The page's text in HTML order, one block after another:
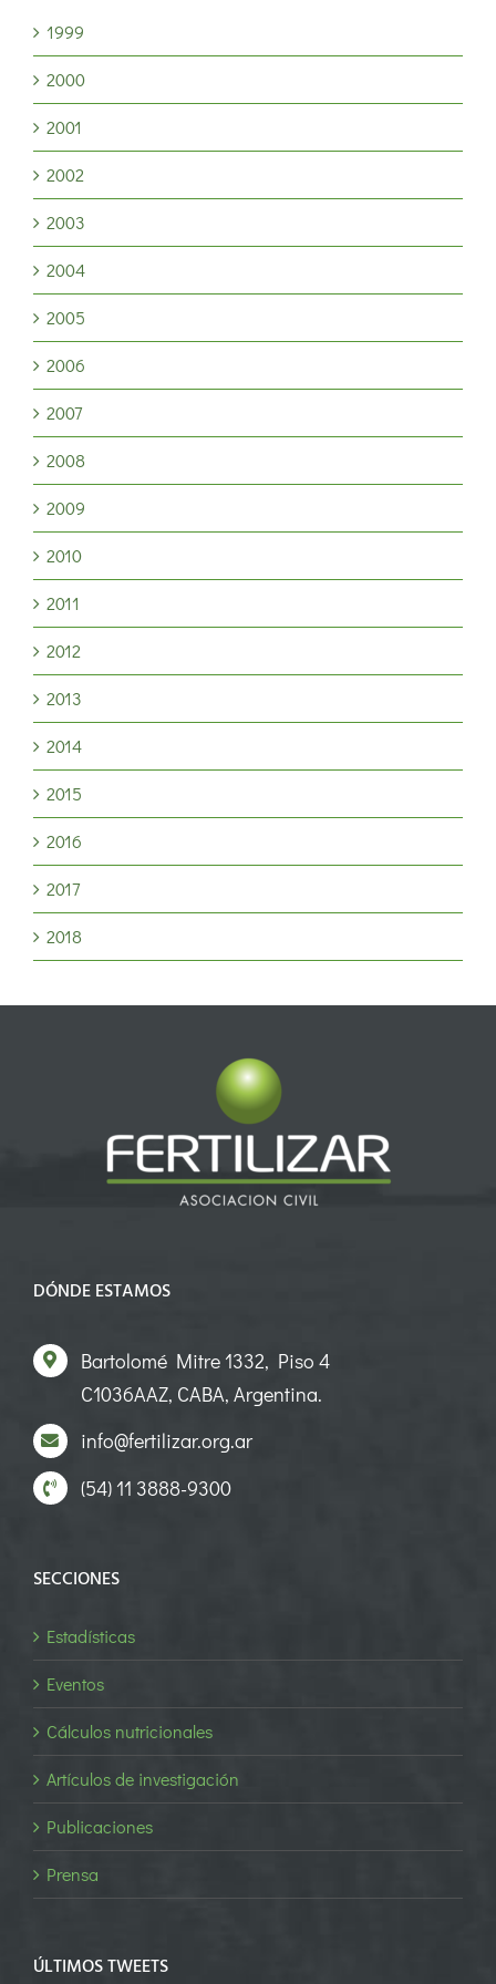
1999
2000
2001
2002
2003
2004
2005
2006
2007
2008
2009
2010
2011
2012
2013
2014
2015
2016
2017
2018
DÓNDE ESTAMOS
Bartolomé Mitre 1332, Piso 4
C1036AAZ, CABA, Argentina.
info@fertilizar.org.ar
(54) 11 3888-9300
SECCIONES
Estadísticas
Eventos
Cálculos nutricionales
Artículos de investigación
Publicaciones
Prensa
ÚLTIMOS TWEETS